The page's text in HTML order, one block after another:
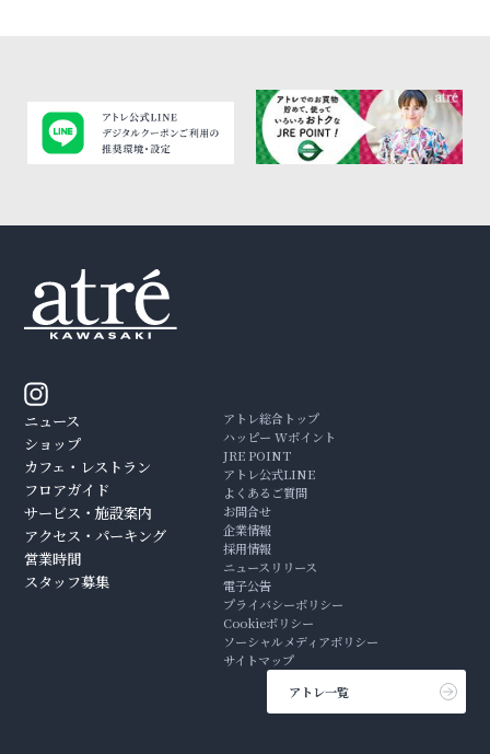
ニュース
ショップ
カフェ・レストラン
フロアガイド
サービス・施設案内
アクセス・パーキング
営業時間
スタッフ募集
アトレ総合トップ
ハッピー Wポイント
JRE POINT
アトレ公式LINE
よくあるご質問
お問合せ
企業情報
採用情報
ニュースリリース
電子公告
プライバシーポリシー
Cookieポリシー
ソーシャルメディアポリシー
サイトマップ
アトレ一覧